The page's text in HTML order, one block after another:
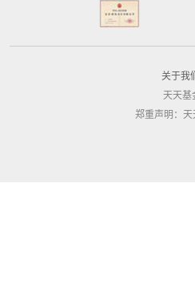
关于我们
天天基
郑重声明： 天